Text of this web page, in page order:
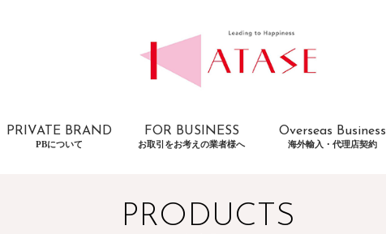
PRIVATE BRAND
PBについて
FOR BUSINESS
お取引をお考えの業者様へ
Overseas Business
海外輸入・代理店契約
PRODUCTS